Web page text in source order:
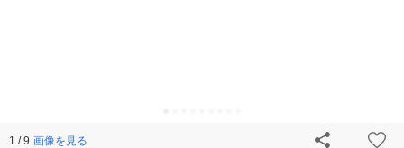
1 / 9 画像を見る